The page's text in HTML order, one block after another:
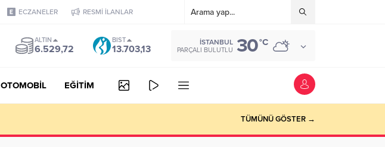
ECZANELER RESMİ İLANLAR
ALTIN
6.529,72
BIST
13.703,13
İSTANBUL
PARÇALI BULUTLU 30°C
OTOMOBİL EĞİTİM
TÜMÜNÜ GÖSTER →